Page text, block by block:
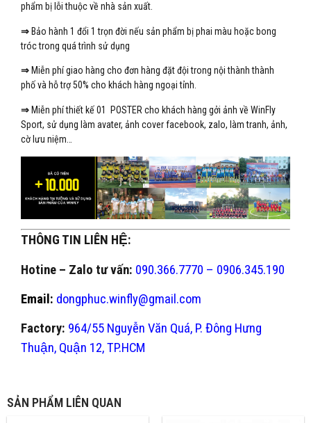
phẩm bị lỗi thuộc về nhà sản xuất.
⇒ Bảo hành 1 đổi 1 trọn đời nếu sản phẩm bị phai màu hoặc bong
tróc trong quá trình sử dụng
⇒ Miễn phí giao hàng cho đơn hàng đặt đội trong nội thành thành
phố và hỗ trợ 50% cho khách hàng ngoại tỉnh.
⇒Miễn phí thiết kế 01 POSTER cho khách hàng gởi ảnh về WinFly
Sport, sử dụng làm avater, ảnh cover facebook, zalo, làm tranh, ảnh,
cờ lưu niệm…
THÔNG TIN LIÊN HỆ:
Hotine – Zalo tư vấn: 090.366.7770 – 0906.345.190
Email: dongphuc.winfly@gmail.com
Factory: 964/55 Nguyễn Văn Quá, P. Đông Hưng
Thuận, Quận 12, TP.HCM
SẢN PHẨM LIÊN QUAN